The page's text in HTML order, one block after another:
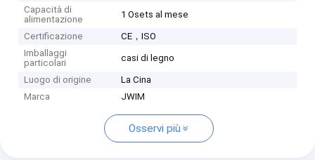
Capacità di
alimentazione
1 Osets al mese
Certificazione
CE，ISO
Imballaggi
particolari
casi di legno
Luogo di origine
La Cina
Marca
JWIM
Osservi più